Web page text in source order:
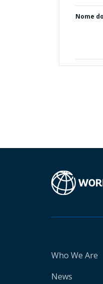
Nome
Who We Are
News